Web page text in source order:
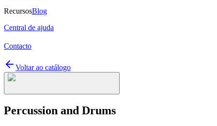
RecursosBlog
Central de ajuda
Contacto
Voltar ao catálogo
Percussion and Drums